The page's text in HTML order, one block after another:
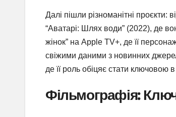
Далі пішли різноманітні
“Аватарі: Шлях води” (2022), де
жінок” на Apple TV+, де її
свіжими даними з новинних
де її роль обіцяє стати ключовою
Фільмографія: